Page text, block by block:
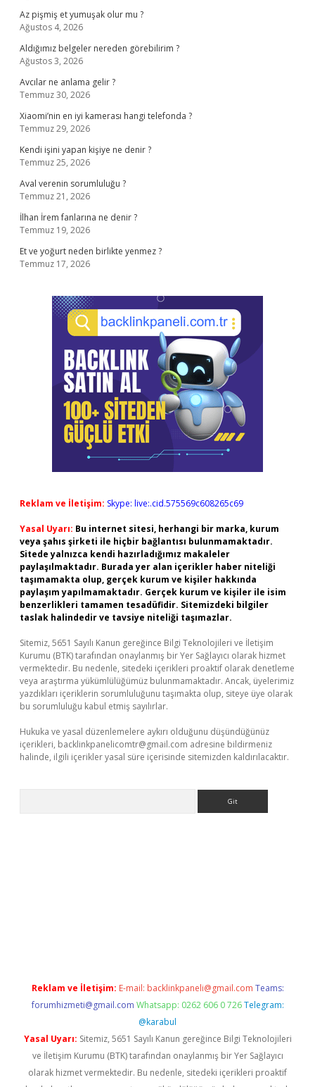
Az pişmiş et yumuşak olur mu ?
Ağustos 4, 2026
Aldığımız belgeler nereden görebilirim ?
Ağustos 3, 2026
Avcılar ne anlama gelir ?
Temmuz 30, 2026
Xiaomi’nin en iyi kamerası hangi telefonda ?
Temmuz 29, 2026
Kendi işini yapan kişiye ne denir ?
Temmuz 25, 2026
Aval verenin sorumluluğu ?
Temmuz 21, 2026
İlhan İrem fanlarına ne denir ?
Temmuz 19, 2026
Et ve yoğurt neden birlikte yenmez ?
Temmuz 17, 2026
Reklam ve İletişim: Skype: live:.cid.575569c608265c69
Yasal Uyarı: Bu internet sitesi, herhangi bir marka, kurum
veya şahıs şirketi ile hiçbir bağlantısı bulunmamaktadır.
Sitede yalnızca kendi hazırladığımız makaleler
paylaşılmaktadır. Burada yer alan içerikler haber niteliği
taşımamakta olup, gerçek kurum ve kişiler hakkında
paylaşım yapılmamaktadır. Gerçek kurum ve kişiler ile isim
benzerlikleri tamamen tesadüfidir. Sitemizdeki bilgiler
taslak halindedir ve tavsiye niteliği taşımazlar.
Sitemiz, 5651 Sayılı Kanun gereğince Bilgi Teknolojileri ve İletişim
Kurumu (BTK) tarafından onaylanmış bir Yer Sağlayıcı olarak hizmet
vermektedir. Bu nedenle, sitedeki içerikleri proaktif olarak denetleme
veya araştırma yükümlülüğümüz bulunmamaktadır. Ancak, üyelerimiz
yazdıkları içeriklerin sorumluluğunu taşımakta olup, siteye üye olarak
bu sorumluluğu kabul etmiş sayılırlar.
Hukuka ve yasal düzenlemelere aykırı olduğunu düşündüğünüz
içerikleri, backlinkpanelicomtr@gmail.com adresine bildirmeniz
halinde, ilgili içerikler yasal süre içerisinde sitemizden kaldırılacaktır.
Reklam ve İletişim: E-mail: backlinkpaneli@gmail.com Teams:
forumhizmeti@gmail.com Whatsapp: 0262 606 0 726 Telegram:
@karabul
Yasal Uyarı: Sitemiz, 5651 Sayılı Kanun gereğince Bilgi Teknolojileri
ve İletişim Kurumu (BTK) tarafından onaylanmış bir Yer Sağlayıcı
olarak hizmet vermektedir. Bu nedenle, sitedeki içerikleri proaktif